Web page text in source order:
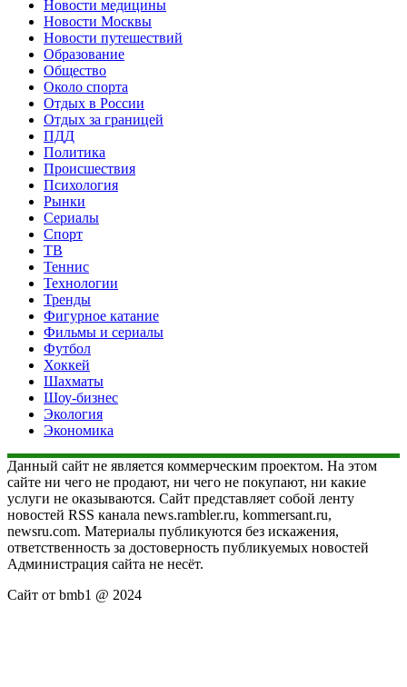
Новости медицины
Новости Москвы
Новости путешествий
Образование
Общество
Около спорта
Отдых в России
Отдых за границей
ПДД
Политика
Происшествия
Психология
Рынки
Сериалы
Спорт
ТВ
Теннис
Технологии
Тренды
Фигурное катание
Фильмы и сериалы
Футбол
Хоккей
Шахматы
Шоу-бизнес
Экология
Экономика
Данный сайт не является коммерческим проектом. На этом
сайте ни чего не продают, ни чего не покупают, ни какие
услуги не оказываются. Сайт представляет собой ленту
новостей RSS канала news.rambler.ru, kommersant.ru,
newsru.com. Материалы публикуются без искажения,
ответственность за достоверность публикуемых новостей
Администрация сайта не несёт.
Сайт от bmb1 @ 2024